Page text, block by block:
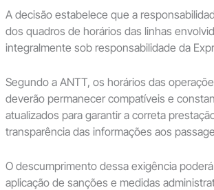
A decisão estabelece que a
dos quadros de horários das linhas
integralmente sob responsabilidade da
Segundo a ANTT, os horários das
deverão permanecer compatíveis e
atualizados para garantir a correta
transparência das informações aos
O descumprimento dessa exigência
aplicação de sanções e medidas